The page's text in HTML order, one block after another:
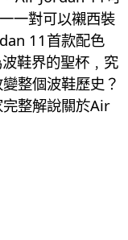
一對可以襯西裝
11首款配色
鞋界的聖杯﹐究
整個波鞋歷史？
整解說關於Air